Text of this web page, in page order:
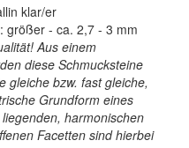
klar/er
größer - ca. 2,7 - 3 mm
Aus einem
diese Schmucksteine
gleiche bzw. fast gleiche,
Grundform eines
harmonischen
Facetten sind hierbei